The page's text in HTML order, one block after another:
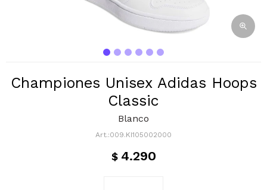
Championes Unisex Adidas Hoops
Classic
Blanco
009.KI105002000
$ 4.290